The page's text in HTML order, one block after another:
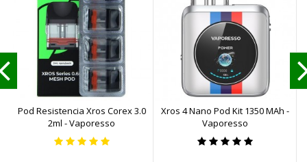
Pod Resistencia Xros Corex 3.0
2ml - Vaporesso
Xros 4 Nano Pod Kit 1350 MAh -
Vaporesso